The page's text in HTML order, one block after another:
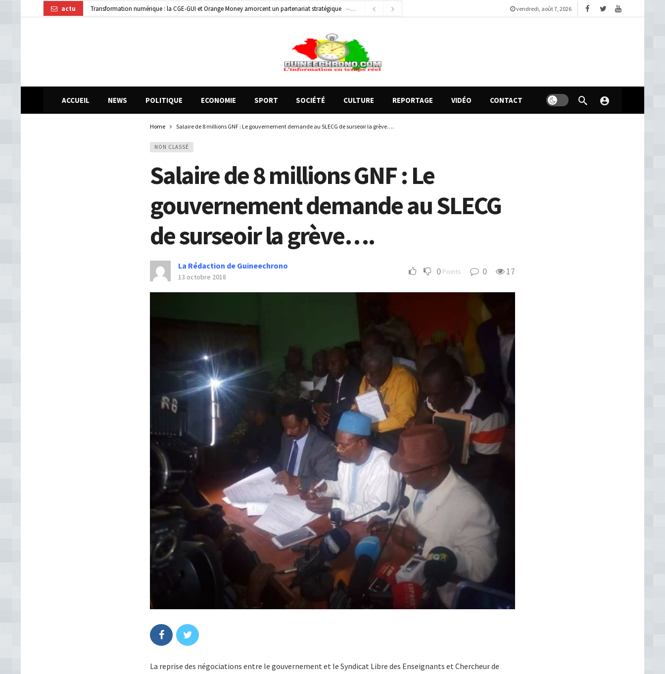
actu Conscience nationale : Dr Sékou Koureissy Condé appelle au renforcement des valeurs républicaines
1 jour ago
vendredi, août 7, 2026
ACCUEIL NEWS POLITIQUE ECONOMIE SPORT SOCIÉTÉ CULTURE REPORTAGE VIDÉO CONTACT
Home Salaire de 8 millions GNF : Le gouvernement demande au SLECG de surseoir la grève….
NON CLASSÉ
Salaire de 8 millions GNF : Le
gouvernement demande au SLECG
de surseoir la grève….
La Rédaction de Guineechrono
13 octobre 2018 0 Points 0 17
La reprise des négociations entre le gouvernement et le Syndicat Libre des Enseignants et Chercheur de